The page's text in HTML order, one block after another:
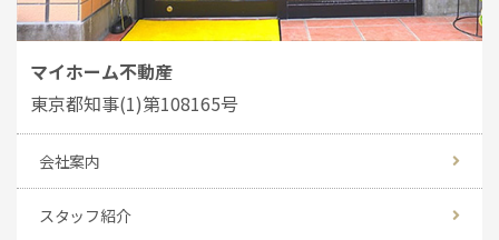
マイホーム不動産
東京都知事(1)第108165号
会社案内
スタッフ紹介